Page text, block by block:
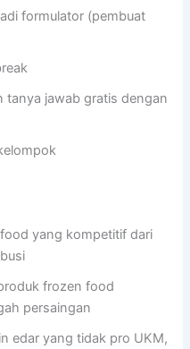
formulator (pembuat
tanya jawab gratis dengan
yang kompetitif dari
frozen food
persaingan
edar yang tidak pro UKM,